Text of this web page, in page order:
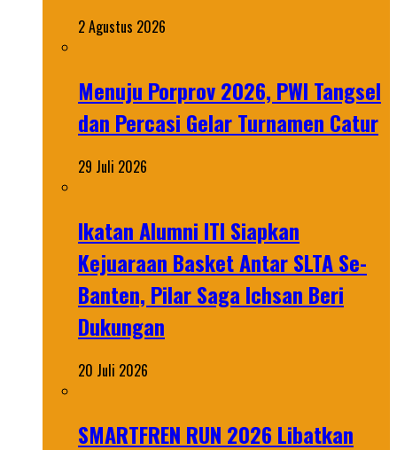
2 Agustus 2026
Menuju Porprov 2026, PWI Tangsel
dan Percasi Gelar Turnamen Catur
29 Juli 2026
Ikatan Alumni ITI Siapkan
Kejuaraan Basket Antar SLTA Se-
Banten, Pilar Saga Ichsan Beri
Dukungan
20 Juli 2026
SMARTFREN RUN 2026 Libatkan